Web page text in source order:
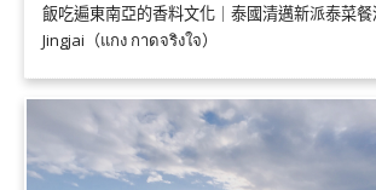
飯吃遍東南亞的香料文化｜泰國清邁新派泰菜
Jingjai（แกง กาดจริงใจ）